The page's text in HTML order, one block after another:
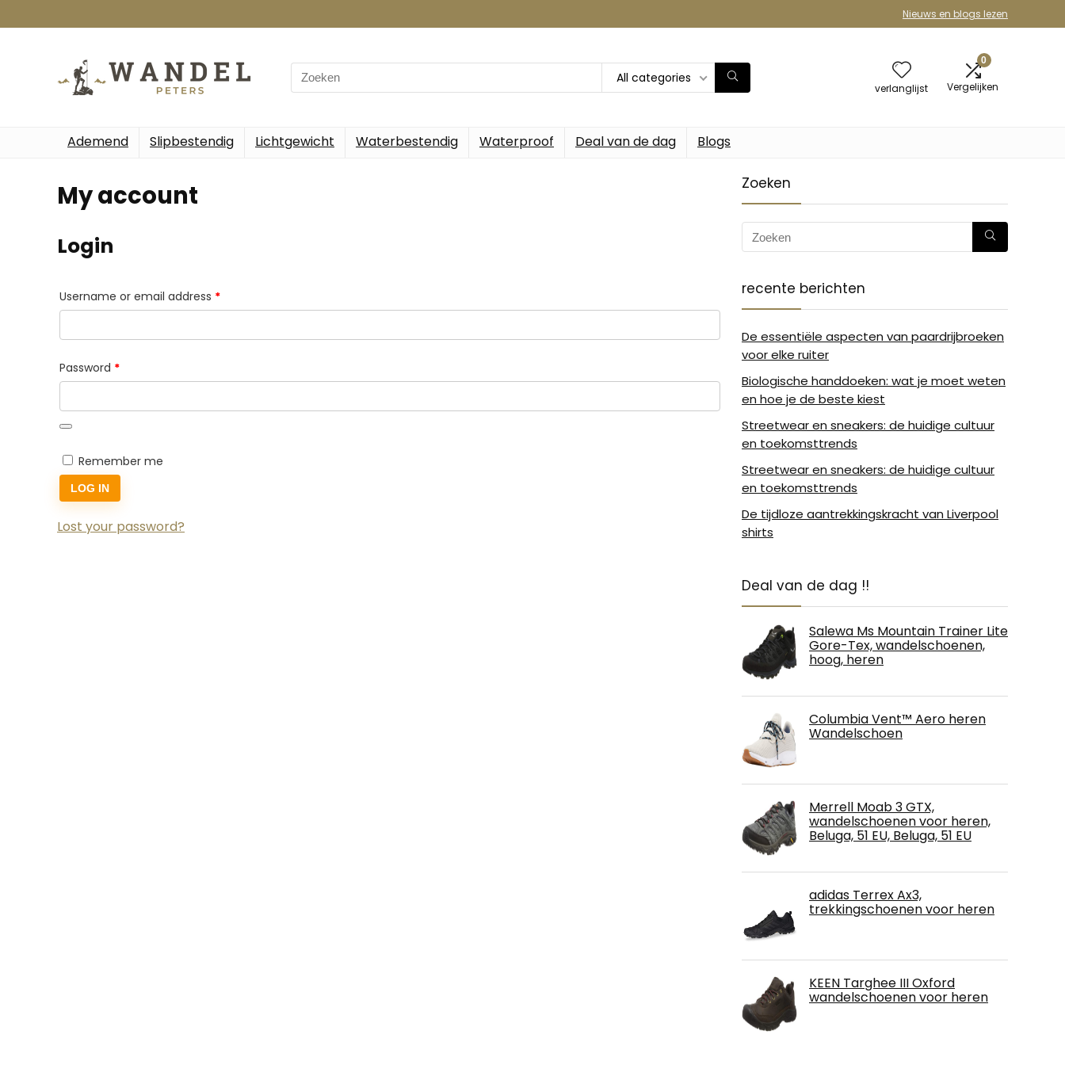
Nieuws en blogs lezen
Search
for:
All categories
verlanglijst
0
Vergelijken
Ademend Slipbestendig Lichtgewicht Waterbestendig Waterproof Deal van de dag Blogs
My account
Login
Username or email address *Required
Password *Required
Remember me
LOG IN
Lost your password?
Zoeken
recente berichten
De essentiële aspecten van paardrijbroeken
voor elke ruiter
Biologische handdoeken: wat je moet weten
en hoe je de beste kiest
Streetwear en sneakers: de huidige cultuur
en toekomsttrends
Streetwear en sneakers: de huidige cultuur
en toekomsttrends
De tijdloze aantrekkingskracht van Liverpool
shirts
Deal van de dag !!
Salewa Ms Mountain Trainer Lite
Gore-Tex, wandelschoenen,
hoog, heren
Columbia Vent™ Aero heren
Wandelschoen
Merrell Moab 3 GTX,
wandelschoenen voor heren,
Beluga, 51 EU, Beluga, 51 EU
adidas Terrex Ax3,
trekkingschoenen voor heren
KEEN Targhee III Oxford
wandelschoenen voor heren